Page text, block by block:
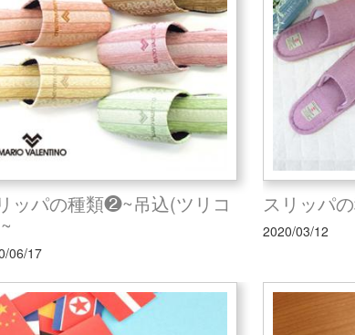
ッパの種類❷~吊込(ツリコ
06/17
スリッパ
2020/03/12